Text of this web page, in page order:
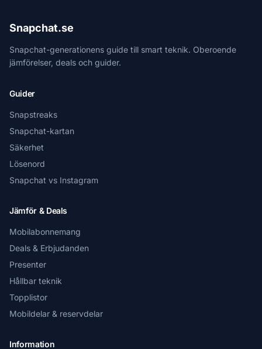
Snapchat.se
Snapchat-generationens guide till smart teknik. Oberoende
jämförelser, deals och guider.
Guider
Snapstreaks
Snapchat-kartan
Säkerhet
Lösenord
Snapchat vs Instagram
Jämför & Deals
Mobilabonnemang
Deals & Erbjudanden
Presenter
Hållbar teknik
Topplistor
Mobildelar & reservdelar
Information